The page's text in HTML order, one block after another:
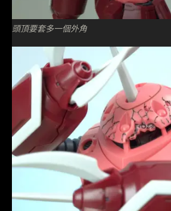
頭頂要套多一個外角